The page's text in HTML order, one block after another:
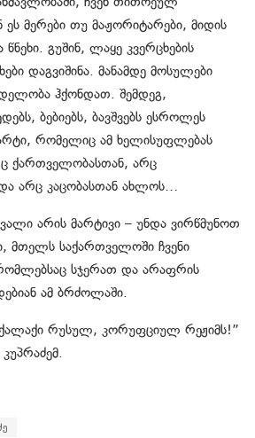
ეს მერები თუ მაჟორიტარები, მიდის
გუშინ, ლაყე კვერცხების
დაგვიშინა. მანამდე მოსულები
ჰქონდათ. შემდეგ,
ბებიებს, ბავშვებს ესროლეს
რომელიც ამ ხელისუფლებას
ქართველობასთან, არც
არც კაცობასთან ახლოს…
არის მარტივი – უნდა ვირწმუნოთ
მთელს საქართველოში ჩვენი
სჯერათ და არაფრის
ამ ბრძოლაში.
რუსულ, კორუფციულ რეჟიმს!”